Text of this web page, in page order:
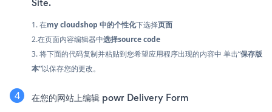
1. 在my cloudshop 中的个性化下选择页面
2.在页面内容编辑器中选择source code
3. 将下面的代码复制并粘贴到您希望应用程序出现的内容中 单击“保存版
本”以保存您的更改。
在您的网站上编辑 powr Delivery Form